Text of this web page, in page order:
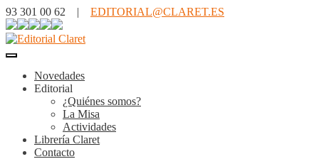
93 301 00 62 | EDITORIAL@CLARET.ES
Novedades
Editorial
¿Quiénes somos?
La Misa
Actividades
Librería Claret
Contacto